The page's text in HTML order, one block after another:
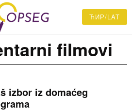
ЋИР/LAT
filmovi
izbor iz domaćeg